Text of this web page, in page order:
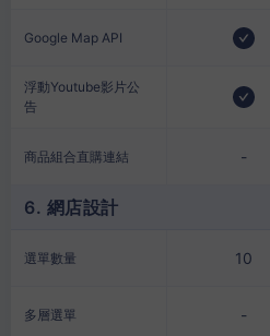
Google Map API
浮動Youtube影片公
告
商品組合直購連結 -
6. 網店設計
選單數量 10
多層選單 -